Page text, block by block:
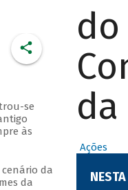
se
às
da
da
do
da
Ações